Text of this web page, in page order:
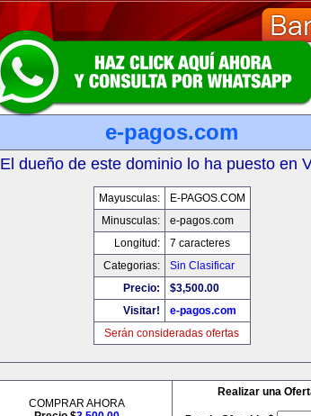
e-pagos.com
El dueño de este dominio lo ha puesto en
Mayusculas:
E-PAGOS.COM
Minusculas:
e-pagos.com
Longitud:
7 caracteres
Categorias:
Sin Clasificar
Precio:
$3,500.00
Visitar!
e-pagos.com
Serán consideradas ofertas
COMPRAR AHORA
Realizar una